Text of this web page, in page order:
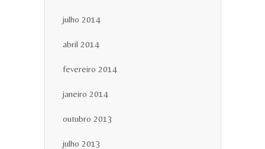
julho 2014
abril 2014
fevereiro 2014
janeiro 2014
outubro 2013
julho 2013